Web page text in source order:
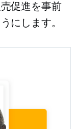
促進を事前
にします。